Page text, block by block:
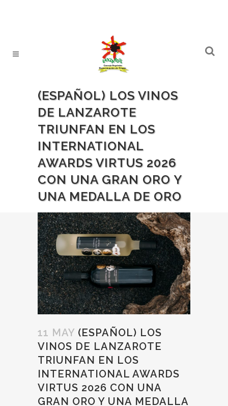
(ESPAÑOL) LOS VINOS
DE LANZAROTE
TRIUNFAN EN LOS
INTERNATIONAL
AWARDS VIRTUS 2026
CON UNA GRAN ORO Y
UNA MEDALLA DE ORO
11 MAY (ESPAÑOL) LOS
VINOS DE LANZAROTE
TRIUNFAN EN LOS
INTERNATIONAL AWARDS
VIRTUS 2026 CON UNA
GRAN ORO Y UNA MEDALLA